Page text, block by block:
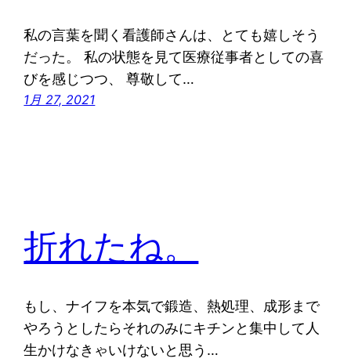
私の言葉を聞く看護師さんは、とても嬉しそう
だった。 私の状態を見て医療従事者としての喜
びを感じつつ、 尊敬して…
1月 27, 2021
折れたね。
もし、ナイフを本気で鍛造、熱処理、成形まで
やろうとしたらそれのみにキチンと集中して人
生かけなきゃいけないと思う…